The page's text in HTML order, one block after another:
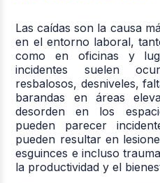
Las caídas son la causa
en el entorno laboral,
como en oficinas y
incidentes suelen
resbalosos, desniveles,
barandas en áreas
desorden en los
pueden parecer
pueden resultar en
esguinces e incluso
la productividad y el